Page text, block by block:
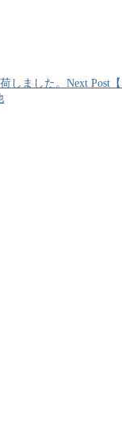
しました。 Next Post